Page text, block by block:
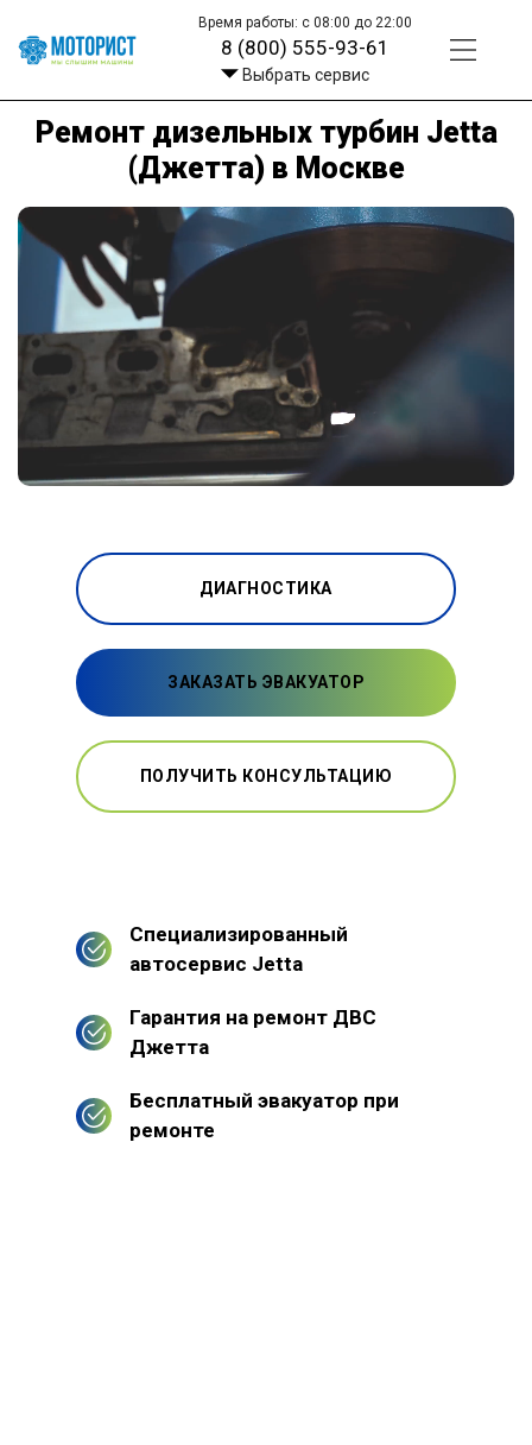
Время работы: с 08:00 до 22:00
8 (800) 555-93-61
Выбрать сервис
Ремонт дизельных турбин Jetta
(Джетта) в Москве
ДИАГНОСТИКА
ЗАКАЗАТЬ ЭВАКУАТОР
ПОЛУЧИТЬ КОНСУЛЬТАЦИЮ
Специализированный
автосервис Jetta
Гарантия на ремонт ДВС
Джетта
Бесплатный эвакуатор при
ремонте